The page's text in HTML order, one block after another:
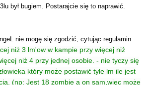
był bugiem. Postarajcie się to naprawić.
nie mogę się zgodzić, cytując regulamin
niż 3 lm'ow w kampie przy więcej niż
niż 4 przy jednej osobie. - nie tyczy się
który może postawić tyle lm ile jest
(np: Jest 18 zombie a on sam,więc może